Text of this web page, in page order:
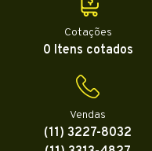
Cotações
0 Itens cotados
Vendas
(11) 3227-8032